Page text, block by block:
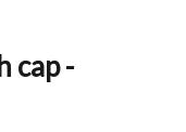
cap -